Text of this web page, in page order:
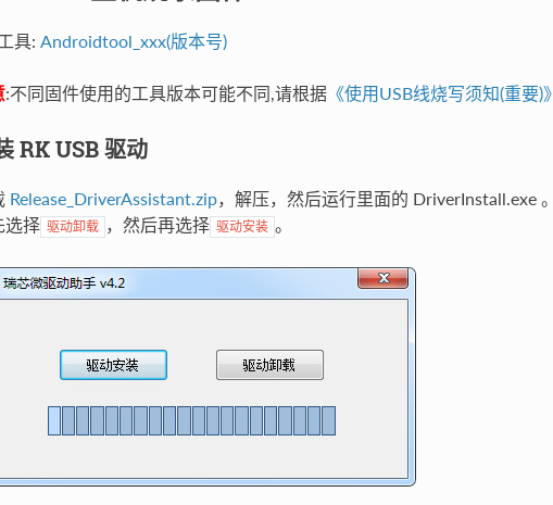
具: Androidtool_xxx(版本号)
:不同固件使用的工具版本可能不同,请根据《使用USB线烧写须知(重要)》
RK USB 驱动
Release_DriverAssistant.zip，解压，然后运行里面的 DriverInstall.exe
选择 驱动卸载 ，然后再选择 驱动安装 。